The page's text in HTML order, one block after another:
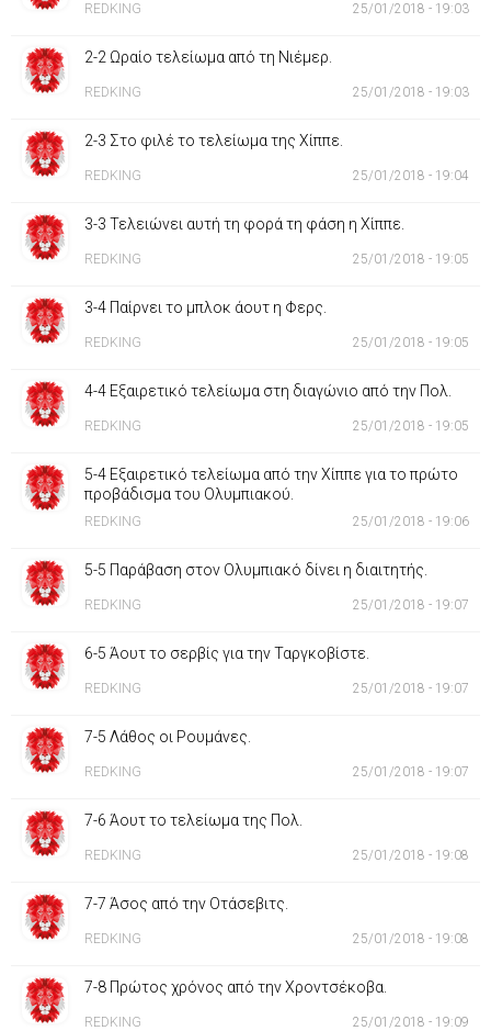
REDKING 25/01/2018 - 19:03
2-2 Ωραίο τελείωμα από τη Νιέμερ.
REDKING 25/01/2018 - 19:03
2-3 Στο φιλέ το τελείωμα της Χίππε.
REDKING 25/01/2018 - 19:04
3-3 Τελειώνει αυτή τη φορά τη φάση η Χίππε.
REDKING 25/01/2018 - 19:05
3-4 Παίρνει το μπλοκ άουτ η Φερς.
REDKING 25/01/2018 - 19:05
4-4 Εξαιρετικό τελείωμα στη διαγώνιο από την Πολ.
REDKING 25/01/2018 - 19:05
5-4 Εξαιρετικό τελείωμα από την Χίππε για το πρώτο
προβάδισμα του Ολυμπιακού.
REDKING 25/01/2018 - 19:06
5-5 Παράβαση στον Ολυμπιακό δίνει η διαιτητής.
REDKING 25/01/2018 - 19:07
6-5 Άουτ το σερβίς για την Ταργκοβίστε.
REDKING 25/01/2018 - 19:07
7-5 Λάθος οι Ρουμάνες.
REDKING 25/01/2018 - 19:07
7-6 Άουτ το τελείωμα της Πολ.
REDKING 25/01/2018 - 19:08
7-7 Άσος από την Οτάσεβιτς.
REDKING 25/01/2018 - 19:08
7-8 Πρώτος χρόνος από την Χροντσέκοβα.
REDKING 25/01/2018 - 19:09